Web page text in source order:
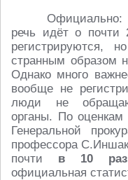
Официально:
речь идёт о почти
регистрируются,
странным образом
Однако много
вообще не
люди не
органы. По
Генеральной
профессора
почти в 10
официальная